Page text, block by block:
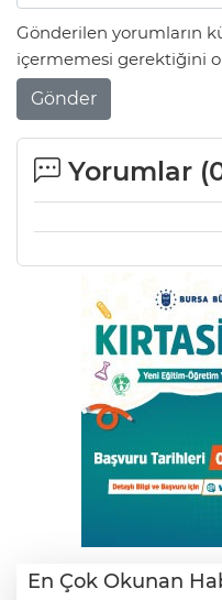
Gönderilen yorumların
içermemesi gerektiğini
Gönder
Yorumlar (
En Çok Okunan